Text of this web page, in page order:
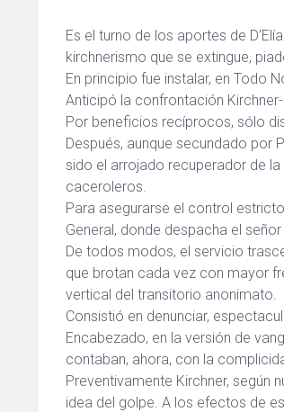
Es el turno de los aportes de
kirchnerismo que se extingue,
En principio fue instalar, en Todo
Anticipó la confrontación Kirchner-
Por beneficios recíprocos, sólo
Después, aunque secundado por
sido el arrojado recuperador de
caceroleros.
Para asegurarse el control
General, donde despacha el
De todos modos, el servicio
que brotan cada vez con mayor
vertical del transitorio anonimato.
Consistió en denunciar,
Encabezado, en la versión de
contaban, ahora, con la
Preventivamente Kirchner, según
idea del golpe. A los efectos de